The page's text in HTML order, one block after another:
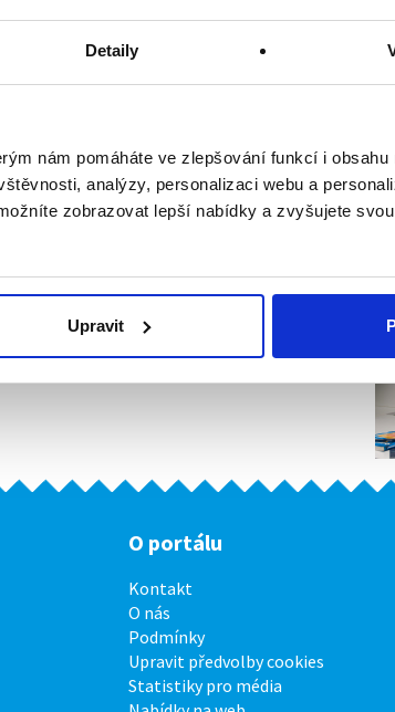
Detaily
nám pomáháte ve zlepšování funkcí i
analýzy, personalizaci webu a
zobrazovat lepší nabídky a zvyšujete
Upravit
O portálu
Kontakt
O nás
Podmínky
Upravit předvolby cookies
Statistiky pro média